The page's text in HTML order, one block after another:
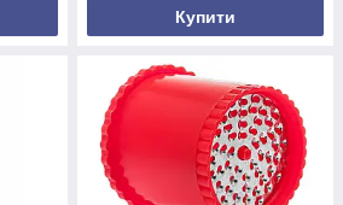
Купити